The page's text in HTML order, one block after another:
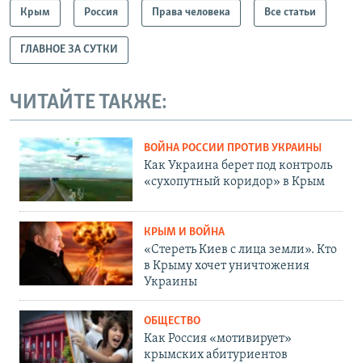
Крым Россия Права человека Все статьи
ГЛАВНОЕ ЗА СУТКИ
ЧИТАЙТЕ ТАКЖЕ:
ВОЙНА РОССИИ ПРОТИВ УКРАИНЫ
Как Украина берет под контроль
«сухопутный коридор» в Крым
КРЫМ И ВОЙНА
«Стереть Киев с лица земли». Кто
в Крыму хочет уничтожения
Украины
ОБЩЕСТВО
Как Россия «мотивирует»
крымских абитуриентов